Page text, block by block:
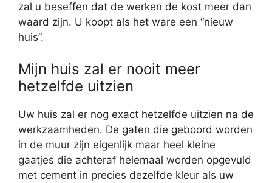
zal u beseffen dat de werken de kost meer dan
waard zijn. U koopt als het ware een “nieuw
huis”.
Mijn huis zal er nooit meer
hetzelfde uitzien
Uw huis zal er nog exact hetzelfde uitzien na de
werkzaamheden. De gaten die geboord worden
in de muur zijn eigenlijk maar heel kleine
gaatjes die achteraf helemaal worden opgevuld
met cement in precies dezelfde kleur als uw